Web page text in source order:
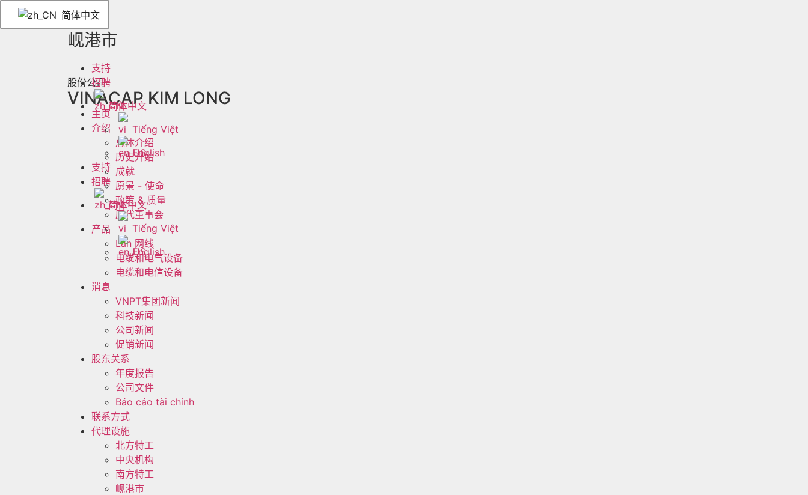
简体中文
岘港市
VINACAP KIM LONG
主页
介绍
总体介绍
历史开始
成就
愿景 - 使命
政策 & 质量
历代董事会
产品
Lan 网线
电缆和电气设备
电缆和电信设备
消息
VNPT集团新闻
科技新闻
公司新闻
促销新闻
股东关系
年度报告
公司文件
Báo cáo tài chính
联系方式
代理设施
北方特工
中央机构
南方特工
岘港市
支持
招聘
简体中文
Tiếng Việt
English
支持
招聘
简体中文
Tiếng Việt
English